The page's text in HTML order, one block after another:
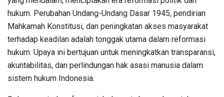
hukum. Perubahan Undang-Undang Dasar 1945, pendirian
Mahkamah Konstitusi, dan peningkatan akses masyarakat
terhadap keadilan adalah tonggak utama dalam reformasi
hukum. Upaya ini bertujuan untuk meningkatkan transparansi,
akuntabilitas, dan perlindungan hak asasi manusia dalam
sistem hukum Indonesia.